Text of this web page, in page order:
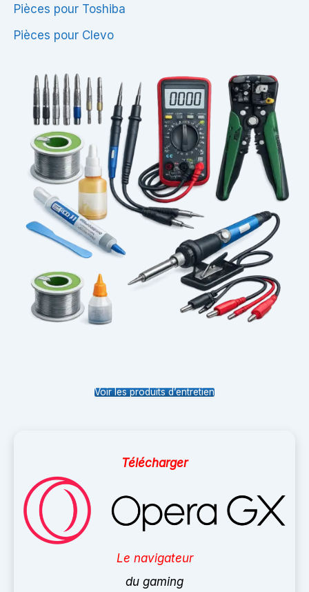
Pièces pour Toshiba
Pièces pour Clevo
Voir les produits d’entretien
Télécharger
Le navigateur
du gaming